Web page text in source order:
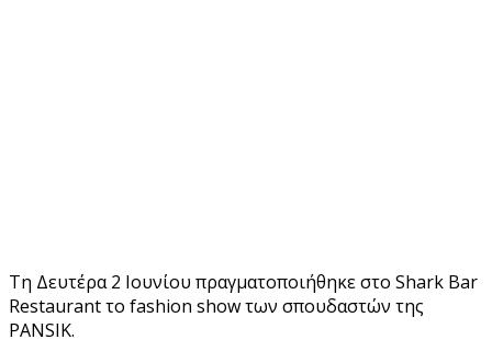
Τη Δευτέρα 2 Ιουνίου πραγματοποιήθηκε στο Shark Bar
Restaurant το fashion show των σπουδαστών της
PANSIK.